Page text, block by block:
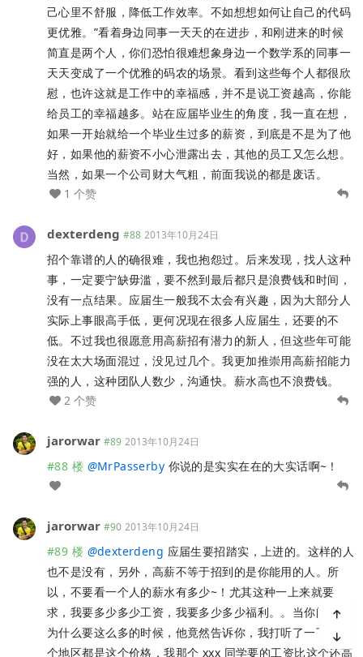
己心里不舒服，降低工作效率。不如想想如何让自己的代码
更优雅。”看着身边同事一天天的在进步，和刚进来的时候
简直是两个人，你们恐怕很难想象身边一个数学系的同事一
天天变成了一个优雅的码农的场景。看到这些每个人都很欣
慰，也许这就是工作中的幸福感，并不是说工资越高，你能
给员工的幸福越多。站在应届毕业生的角度，我一直在想，
如果一开始就给一个毕业生过多的薪资，到底是不是为了他
好，如果他的薪资不小心泄露出去，其他的员工又怎么想。
当然，如果一个公司财大气粗，前面我说的都是废话。
1 个赞
dexterdeng #88 2013年10月24日
招个靠谱的人的确很难，我也抱怨过。后来发现，找人这种
事，一定要宁缺毋滥，要不然到最后都只是浪费钱和时间，
没有一点结果。应届生一般我不太会有兴趣，因为大部分人
实际上事眼高手低，更何况现在很多人应届生，还要的不
低。不过我也很愿意用高薪招有潜力的新人，但这些年可能
没在太大场面混过，没见过几个。我更加推崇用高薪招能力
强的人，这种团队人数少，沟通快。薪水高也不浪费钱。
2 个赞
jarorwar #89 2013年10月24日
#88 楼 @MrPasserby 你说的是实实在在的大实话啊~！
jarorwar #90 2013年10月24日
#89 楼 @dexterdeng 应届生要招踏实，上进的。这样的人
也不是没有，另外，高薪不等于招到的是你能用的人。所
以，不要看一个人的薪水有多少~！尤其这种一上来就要
求，我要多少多少工资，我要多少多少福利。。当你问他你
为什么要这么多的时候，他竟然告诉你，我打听了一下，这
个地区都是这个价格，我那个 xxx 同学要的工资比这个还高